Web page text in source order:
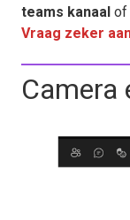
teams kanaal of
Vraag zeker
Camera